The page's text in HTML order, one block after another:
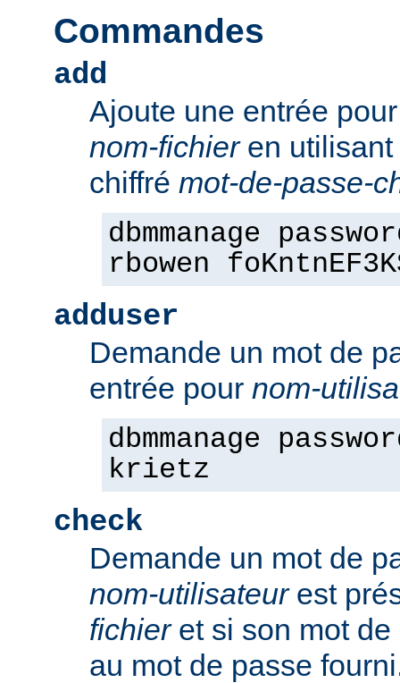
Commandes
add
Ajoute une entrée
nom-fichieren utilisant
chiffré mot-de-passe-
dbmmanage
rbowen
adduser
Demande un mot de
entrée pour nom-
dbmmanage
krietz
check
Demande un mot de
nom-utilisateurest
fichieret si son mot de
au mot de passe